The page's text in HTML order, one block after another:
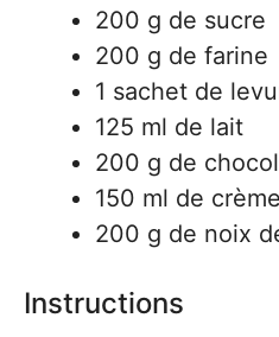
200 g de sucre
200 g de farine
1 sachet de
125 ml de lait
200 g de
150 ml de
200 g de noix
Instructions